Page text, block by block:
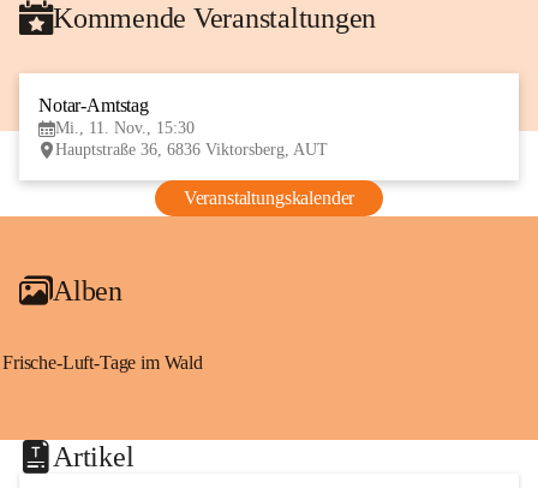
Kommende Veranstaltungen
Notar-Amtstag
Mi., 11. Nov., 15:30
Hauptstraße 36, 6836 Viktorsberg, AUT
Veranstaltungskalender
Alben
Frische-Luft-Tage im Wald
Artikel